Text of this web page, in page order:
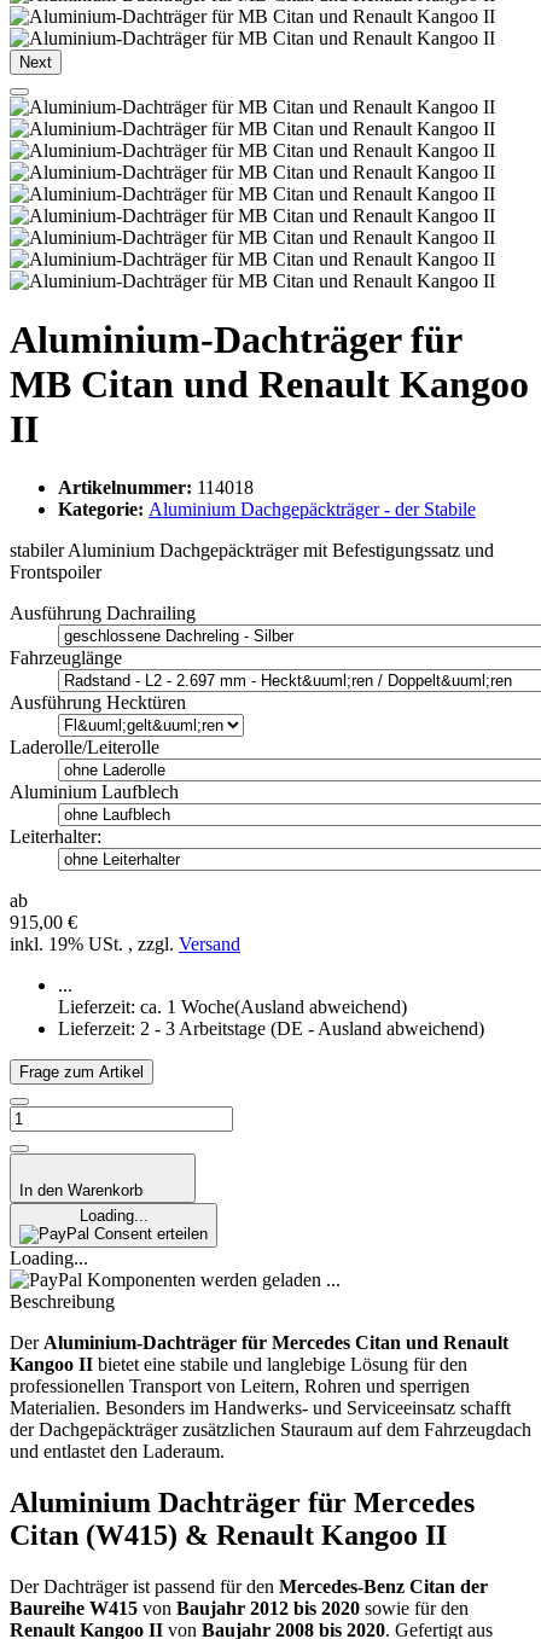
Next
Aluminium-Dachträger für
MB Citan und Renault Kangoo
II
Artikelnummer: 114018
Kategorie: Aluminium Dachgepäckträger - der Stabile
stabiler Aluminium Dachgepäckträger mit Befestigungssatz und
Frontspoiler
Ausführung Dachrailing
Fahrzeuglänge
Ausführung Hecktüren
Laderolle/Leiterolle
Aluminium Laufblech
Leiterhalter:
ab
915,00 €
inkl. 19% USt. , zzgl. Versand
...
Lieferzeit: ca. 1 Woche(Ausland abweichend)
Lieferzeit: 2 - 3 Arbeitstage (DE - Ausland abweichend)
Frage zum Artikel
In den Warenkorb
Loading...
Consent erteilen
Loading...
Komponenten werden geladen ...
Beschreibung
DerAluminium-Dachträger für Mercedes Citan und Renault
Kangoo II bietet eine stabile und langlebige Lösung für den
professionellen Transport von Leitern, Rohren und sperrigen
Materialien. Besonders im Handwerks- und Serviceeinsatz schafft
der Dachgepäckträger zusätzlichen Stauraum auf dem Fahrzeugdach
und entlastet den Laderaum.
Aluminium Dachträger für Mercedes
Citan (W415) & Renault Kangoo II
Der Dachträger ist passend für den Mercedes-Benz Citan der
Baureihe W415 von Baujahr 2012 bis 2020 sowie für den
Renault Kangoo II von Baujahr 2008 bis 2020. Gefertigt aus